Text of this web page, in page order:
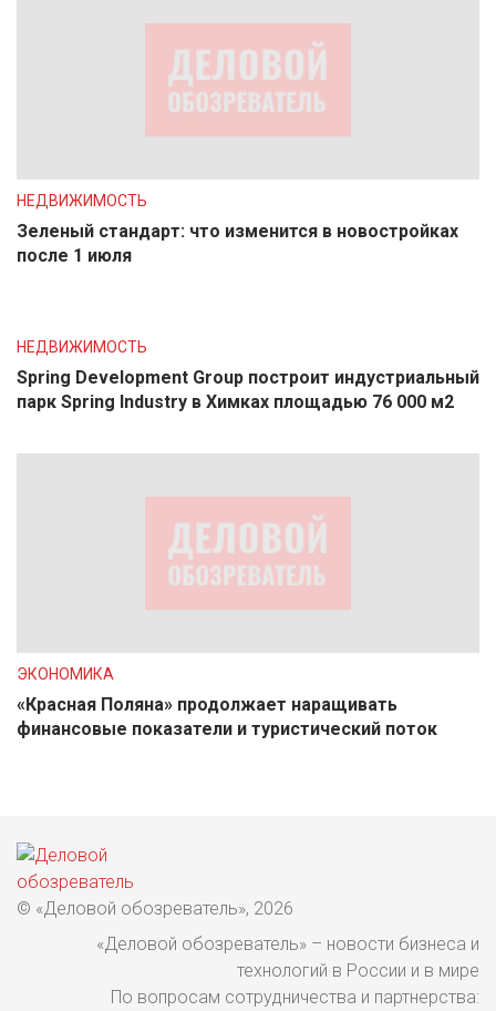
НЕДВИЖИМОСТЬ
Зеленый стандарт: что изменится в новостройках
после 1 июля
НЕДВИЖИМОСТЬ
Spring Development Group построит индустриальный
парк Spring Industry в Химках площадью 76 000 м2
ЭКОНОМИКА
«Красная Поляна» продолжает наращивать
финансовые показатели и туристический поток
© «Деловой обозреватель», 2026
«Деловой обозреватель» – новости бизнеса и
технологий в России и в мире
По вопросам сотрудничества и партнерства: